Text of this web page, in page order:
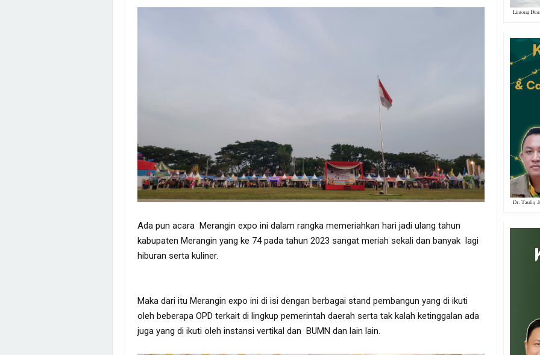
Ada pun acara Merangin expo ini dalam rangka memeriahkan hari jadi ulang tahun
kabupaten Merangin yang ke 74 pada tahun 2023 sangat meriah sekali dan banyak lagi
hiburan serta kuliner.
Maka dari itu Merangin expo ini di isi dengan berbagai stand pembangun yang di ikuti
oleh beberapa OPD terkait di lingkup pemerintah daerah serta tak kalah ketinggalan ada
juga yang di ikuti oleh instansi vertikal dan BUMN dan lain lain.